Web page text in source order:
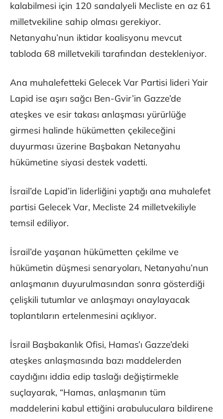
kalabilmesi için 120 sandalyeli Mecliste en az 61
milletvekiline sahip olması gerekiyor.
Netanyahu’nun iktidar koalisyonu mevcut
tabloda 68 milletvekili tarafından destekleniyor.
Ana muhalefetteki Gelecek Var Partisi lideri Yair
Lapid ise aşırı sağcı Ben-Gvir’in Gazze’de
ateşkes ve esir takası anlaşması yürürlüğe
girmesi halinde hükümetten çekileceğini
duyurması üzerine Başbakan Netanyahu
hükümetine siyasi destek vadetti.
İsrail’de Lapid’in liderliğini yaptığı ana muhalefet
partisi Gelecek Var, Mecliste 24 milletvekiliyle
temsil ediliyor.
İsrail’de yaşanan hükümetten çekilme ve
hükümetin düşmesi senaryoları, Netanyahu’nun
anlaşmanın duyurulmasından sonra gösterdiği
çelişkili tutumlar ve anlaşmayı onaylayacak
toplantıların ertelenmesini açıklıyor.
İsrail Başbakanlık Ofisi, Hamas’ı Gazze’deki
ateşkes anlaşmasında bazı maddelerden
caydığını iddia edip taslağı değiştirmekle
suçlayarak, “Hamas, anlaşmanın tüm
maddelerini kabul ettiğini arabuluculara bildirene